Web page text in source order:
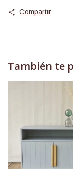
Compartir
También te